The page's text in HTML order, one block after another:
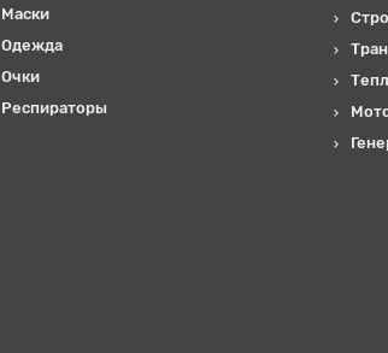
Маски
Одежда
Очки
Респираторы